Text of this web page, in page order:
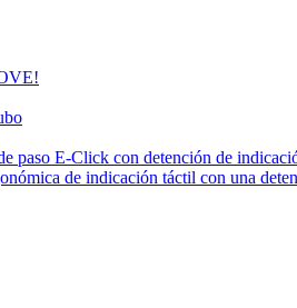
paso E-Click con detención de
de indicación táctil con una